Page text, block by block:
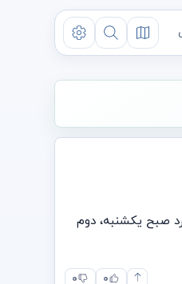
گذشته، ۲۷ اسفندماه آزاد شده است. این فرد صبح یکشنبه، دوم
۰ ۰